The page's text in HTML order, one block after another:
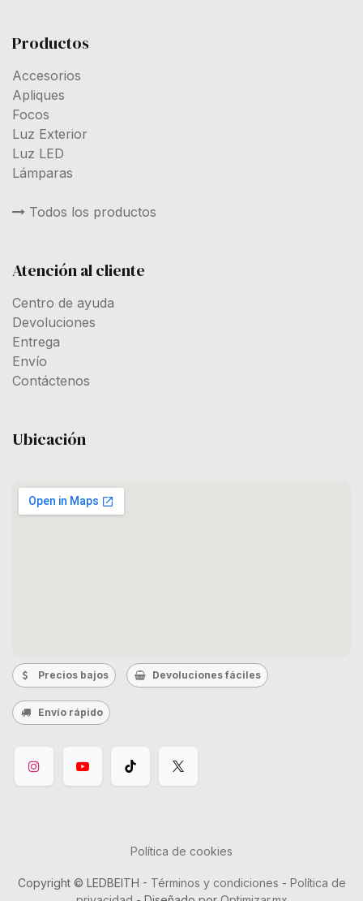
Productos
Accesorios
Apliques
Focos
Luz Exterior
Luz LED
Lámparas
Todos los productos
Atención al cliente
Centro de ayuda
Devoluciones
Entrega
Envío
Contáctenos
Ubicación
Precios bajos Devoluciones fáciles
Envío rápido
Política de cookies
Copyright © LEDBEITH - Términos y condiciones - Política de